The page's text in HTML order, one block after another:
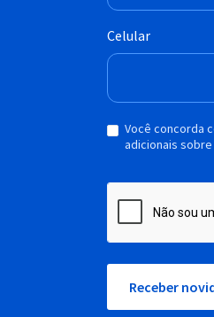
Celular
Você concorda
adicionais
Receber